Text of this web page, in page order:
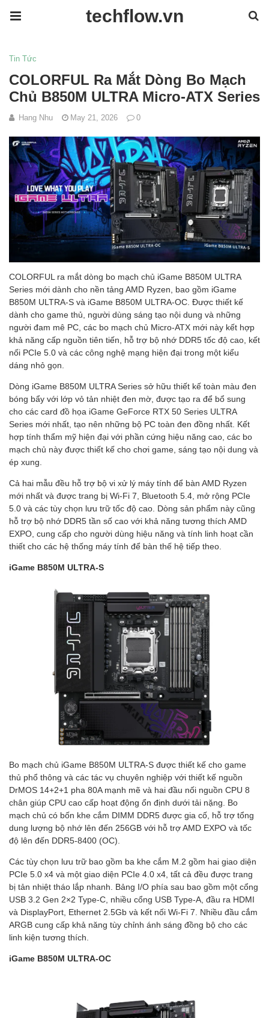
techflow.vn
Tin Tức
COLORFUL Ra Mắt Dòng Bo Mạch
Chủ B850M ULTRA Micro-ATX Series
Hang Nhu May 21, 2026 0
COLORFUL ra mắt dòng bo mạch chủ iGame B850M ULTRA
Series mới dành cho nền tảng AMD Ryzen, bao gồm iGame
B850M ULTRA-S và iGame B850M ULTRA-OC. Được thiết kế
dành cho game thủ, người dùng sáng tạo nội dung và những
người đam mê PC, các bo mạch chủ Micro-ATX mới này kết hợp
khả năng cấp nguồn tiên tiến, hỗ trợ bộ nhớ DDR5 tốc độ cao, kết
nối PCIe 5.0 và các công nghệ mạng hiện đại trong một kiểu
dáng nhỏ gọn.
Dòng iGame B850M ULTRA Series sở hữu thiết kế toàn màu đen
bóng bẩy với lớp vỏ tản nhiệt đen mờ, được tạo ra để bổ sung
cho các card đồ họa iGame GeForce RTX 50 Series ULTRA
Series mới nhất, tạo nên những bộ PC toàn đen đồng nhất. Kết
hợp tính thẩm mỹ hiện đại với phần cứng hiệu năng cao, các bo
mạch chủ này được thiết kế cho chơi game, sáng tạo nội dung và
ép xung.
Cả hai mẫu đều hỗ trợ bộ vi xử lý máy tính để bàn AMD Ryzen
mới nhất và được trang bị Wi-Fi 7, Bluetooth 5.4, mở rộng PCIe
5.0 và các tùy chọn lưu trữ tốc độ cao. Dòng sản phẩm này cũng
hỗ trợ bộ nhớ DDR5 tần số cao với khả năng tương thích AMD
EXPO, cung cấp cho người dùng hiệu năng và tính linh hoạt cần
thiết cho các hệ thống máy tính để bàn thế hệ tiếp theo.
iGame B850M ULTRA-S
Bo mạch chủ iGame B850M ULTRA-S được thiết kế cho game
thủ phổ thông và các tác vụ chuyên nghiệp với thiết kế nguồn
DrMOS 14+2+1 pha 80A mạnh mẽ và hai đầu nối nguồn CPU 8
chân giúp CPU cao cấp hoạt động ổn định dưới tải nặng. Bo
mạch chủ có bốn khe cắm DIMM DDR5 được gia cố, hỗ trợ tổng
dung lượng bộ nhớ lên đến 256GB với hỗ trợ AMD EXPO và tốc
độ lên đến DDR5-8400 (OC).
Các tùy chọn lưu trữ bao gồm ba khe cắm M.2 gồm hai giao diện
PCIe 5.0 x4 và một giao diện PCIe 4.0 x4, tất cả đều được trang
bị tản nhiệt tháo lắp nhanh. Bảng I/O phía sau bao gồm một cổng
USB 3.2 Gen 2×2 Type-C, nhiều cổng USB Type-A, đầu ra HDMI
và DisplayPort, Ethernet 2.5Gb và kết nối Wi-Fi 7. Nhiều đầu cắm
ARGB cung cấp khả năng tùy chỉnh ánh sáng đồng bộ cho các
linh kiện tương thích.
iGame B850M ULTRA-OC